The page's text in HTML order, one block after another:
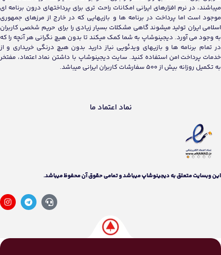
میباشند، در نرم افزارهای ایرانی امکانات راحت تری برای پرداختهای درون برنامه ای
موجود است اما پرداخت در برنامه ها و بازیهایی که در خارج از مرزهای جمهوری
اسلامی ایران تولید میشوند گاهی مشکلات بسیار زیادی را برای حریم شخصی کاربران
به وجود می آورد. دیجینوشاپ به شما کمک میکند تا بدون هیچ نگرانی هر آنچه را که
در تمام برنامه ها و بازیهای ویدئویی نیاز دارید بدون هیچ درنگی خریداری و از
خدمات پرداخت امن استفاده کنید. سایت دیجینوشاپ با داشتن نماد اعتماد، مفتخر
به تکمیل روزانه بیش از 500 سفارشات کاربران ایرانی میباشد.
نماد اعتماد ما
اين وبسايت متعلق به دیجینوشاپ ميباشد و تمامی حقوق آن محفوظ ميباشد.